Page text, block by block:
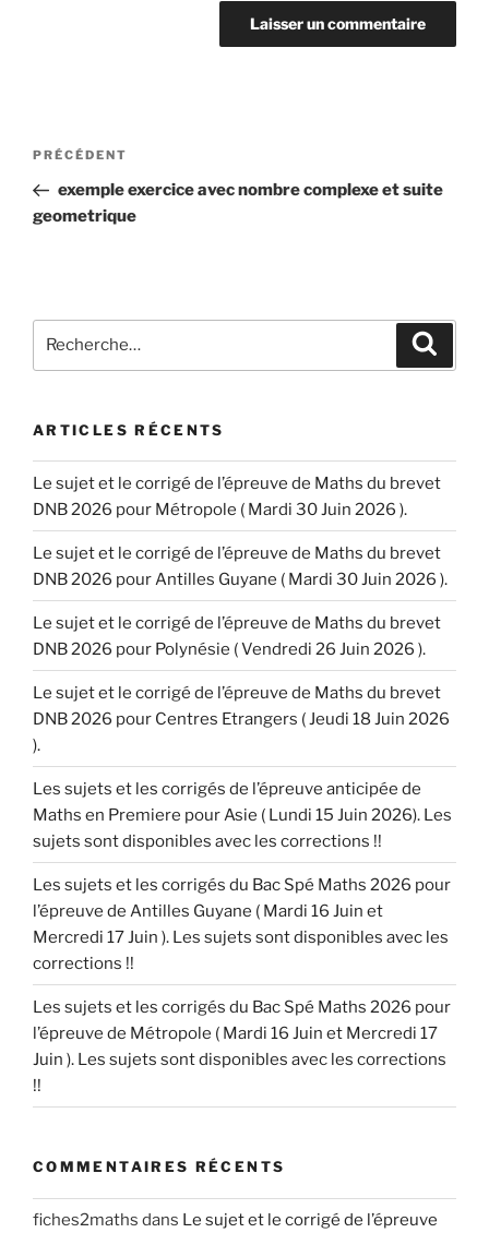
Navigation
l’article
Article
précédent
PRÉCÉDENT
exemple exercice avec nombre complexe et suite
geometrique
pour
ARTICLES RÉCENTS
Le sujet et le corrigé de l’épreuve de Maths du brevet
DNB 2026 pour Métropole ( Mardi 30 Juin 2026 ).
Le sujet et le corrigé de l’épreuve de Maths du brevet
DNB 2026 pour Antilles Guyane ( Mardi 30 Juin 2026 ).
Le sujet et le corrigé de l’épreuve de Maths du brevet
DNB 2026 pour Polynésie ( Vendredi 26 Juin 2026 ).
Le sujet et le corrigé de l’épreuve de Maths du brevet
DNB 2026 pour Centres Etrangers ( Jeudi 18 Juin 2026
).
Les sujets et les corrigés de l’épreuve anticipée de
Maths en Premiere pour Asie ( Lundi 15 Juin 2026). Les
sujets sont disponibles avec les corrections !!
Les sujets et les corrigés du Bac Spé Maths 2026 pour
l’épreuve de Antilles Guyane ( Mardi 16 Juin et
Mercredi 17 Juin ). Les sujets sont disponibles avec les
corrections !!
Les sujets et les corrigés du Bac Spé Maths 2026 pour
l’épreuve de Métropole ( Mardi 16 Juin et Mercredi 17
Juin ). Les sujets sont disponibles avec les corrections
!!
COMMENTAIRES RÉCENTS
fiches2maths dans Le sujet et le corrigé de l’épreuve